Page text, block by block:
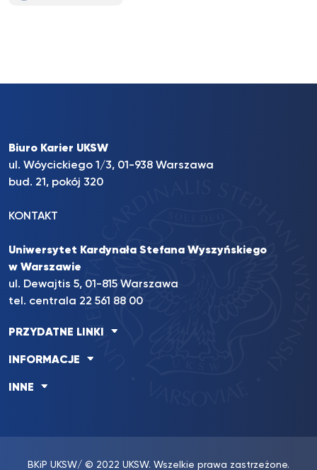
Biuro Karier UKSW
ul. Wóycickiego 1/3, 01-938 Warszawa
bud. 21, pokój 320
KONTAKT
Uniwersytet Kardynała Stefana Wyszyńskiego
w Warszawie
ul. Dewajtis 5, 01-815 Warszawa
tel. centrala 22 561 88 00
PRZYDATNE LINKI
INFORMACJE
INNE
BKiP UKSW/ © 2022 UKSW. Wszelkie prawa zastrzeżone.